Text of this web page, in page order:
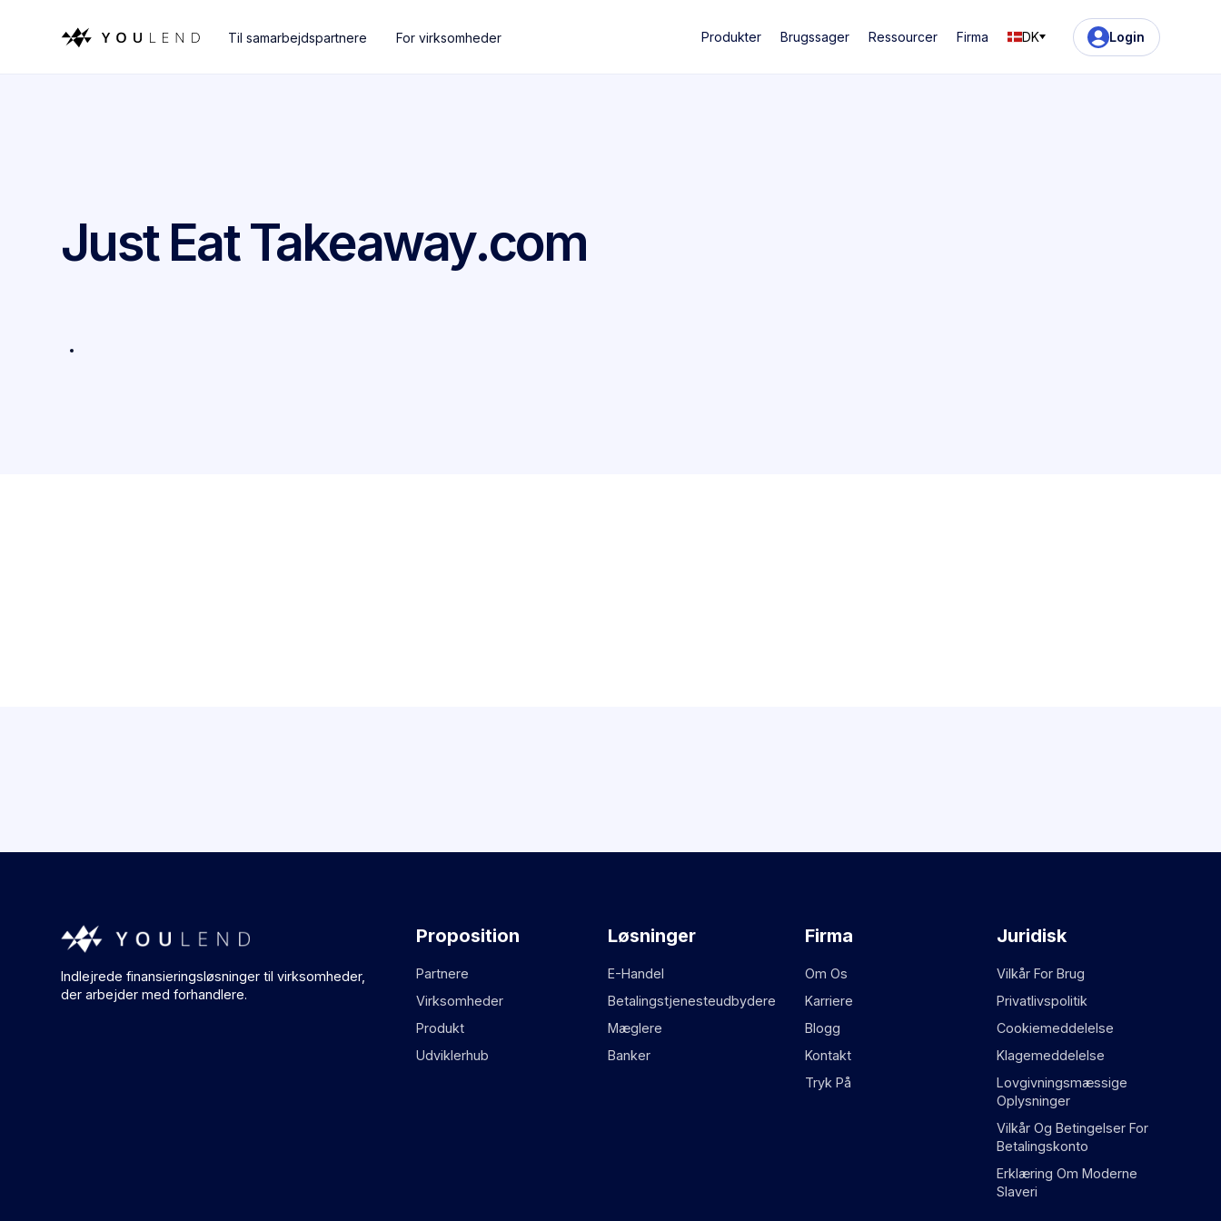
Til samarbejdspartnere For virksomheder Produkter Brugssager Ressourcer Firma DK Login
Just Eat Takeaway.com
Indlejrede finansieringsløsninger til virksomheder,
der arbejder med forhandlere.
Proposition
Partnere
Virksomheder
Produkt
Udviklerhub
Løsninger
E-Handel
Betalingstjenesteudbydere
Mæglere
Banker
Firma
Om Os
Karriere
Blogg
Kontakt
Tryk På
Juridisk
Vilkår For Brug
Privatlivspolitik
Cookiemeddelelse
Klagemeddelelse
Lovgivningsmæssige
Oplysninger
Vilkår Og Betingelser For
Betalingskonto
Erklæring Om Moderne
Slaveri